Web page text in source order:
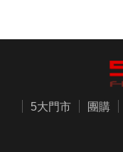
5大門市 團購